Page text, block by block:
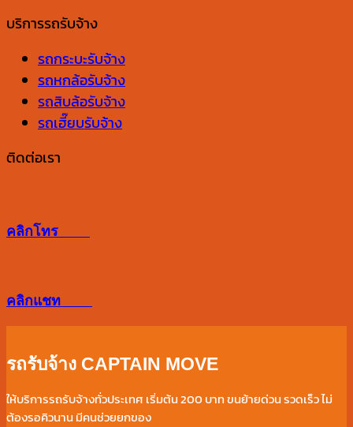
เลือก
จาก
อะไร
ต้อง
ดู
อะไร
บ้าง
ปัง
บริการรถรับจ้าง
รถกระบะรับจ้าง
รถหกล้อรับจ้าง
รถสิบล้อรับจ้าง
รถเฮี๊ยบรับจ้าง
ติดต่อเรา
คลิกโทร
คลิกแชท
รถรับจ้าง CAPTAIN MOVE
ให้บริการรถรับจ้างทั่วประเทศ เริ่มต้น 200 บาท ขนย้ายด่วน รวดเร็ว ไม่
ต้องรอคิวนาน มีคนช่วยยกของ